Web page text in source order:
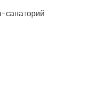
санаторий